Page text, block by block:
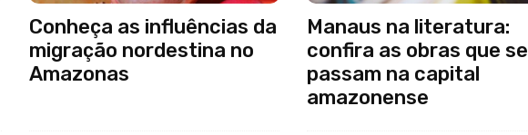
Conheça as influências da
migração nordestina no
Amazonas
Manaus na literatura:
confira as obras que se
passam na capital
amazonense